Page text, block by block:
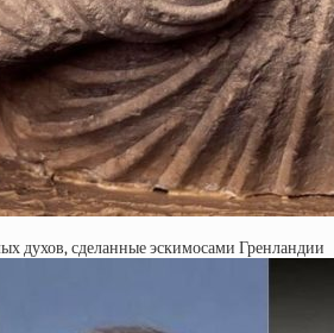
духов, сделанные эскимосами Гренландии